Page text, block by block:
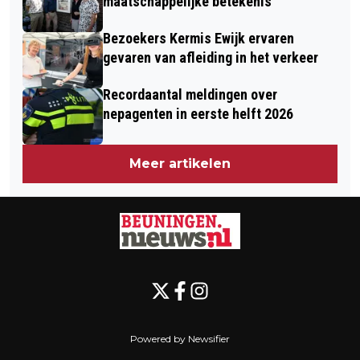
Bezoekers Kermis Ewijk ervaren
gevaren van afleiding in het verkeer
Recordaantal meldingen over
nepagenten in eerste helft 2026
Meer artikelen
Powered by Newsifier